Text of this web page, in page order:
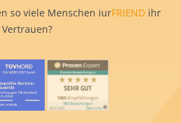
so viele Menschen iurFRIEND ihr
Vertrauen?